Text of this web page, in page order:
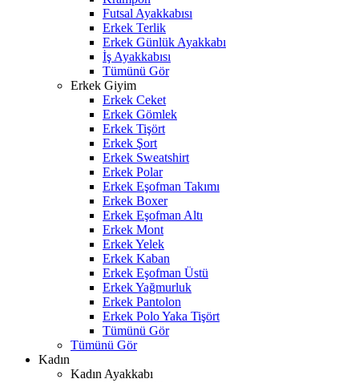
Futsal Ayakkabısı
Erkek Terlik
Erkek Günlük Ayakkabı
İş Ayakkabısı
Tümünü Gör
Erkek Giyim
Erkek Ceket
Erkek Gömlek
Erkek Tişört
Erkek Şort
Erkek Sweatshirt
Erkek Polar
Erkek Eşofman Takımı
Erkek Boxer
Erkek Eşofman Altı
Erkek Mont
Erkek Yelek
Erkek Kaban
Erkek Eşofman Üstü
Erkek Yağmurluk
Erkek Pantolon
Erkek Polo Yaka Tişört
Tümünü Gör
Tümünü Gör
Kadın
Kadın Ayakkabı